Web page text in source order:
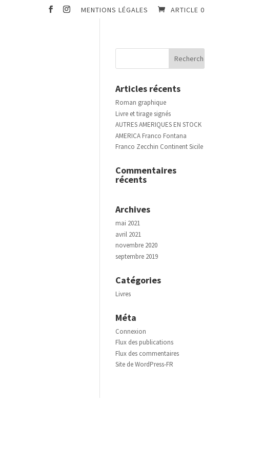
MENTIONS LÉGALES ARTICLE 0
Articles récents
Roman graphique
Livre et tirage signés
AUTRES AMERIQUES EN STOCK
AMERICA Franco Fontana
Franco Zecchin Continent Sicile
Commentaires
récents
Archives
mai 2021
avril 2021
novembre 2020
septembre 2019
Catégories
Livres
Méta
Connexion
Flux des publications
Flux des commentaires
Site de WordPress-FR